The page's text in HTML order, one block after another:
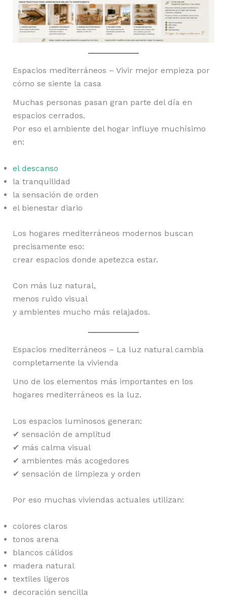
Espacios mediterráneos – Vivir mejor empieza por
cómo se siente la casa
Muchas personas pasan gran parte del día en
espacios cerrados.
Por eso el ambiente del hogar influye muchísimo
en:
el descanso
la tranquilidad
la sensación de orden
el bienestar diario
Los hogares mediterráneos modernos buscan
precisamente eso:
crear espacios donde apetezca estar.
Con más luz natural,
menos ruido visual
y ambientes mucho más relajados.
Espacios mediterráneos – La luz natural cambia
completamente la vivienda
Uno de los elementos más importantes en los
hogares mediterráneos es la luz.
Los espacios luminosos generan:
✔ sensación de amplitud
✔ más calma visual
✔ ambientes más acogedores
✔ sensación de limpieza y orden
Por eso muchas viviendas actuales utilizan:
colores claros
tonos arena
blancos cálidos
madera natural
textiles ligeros
decoración sencilla